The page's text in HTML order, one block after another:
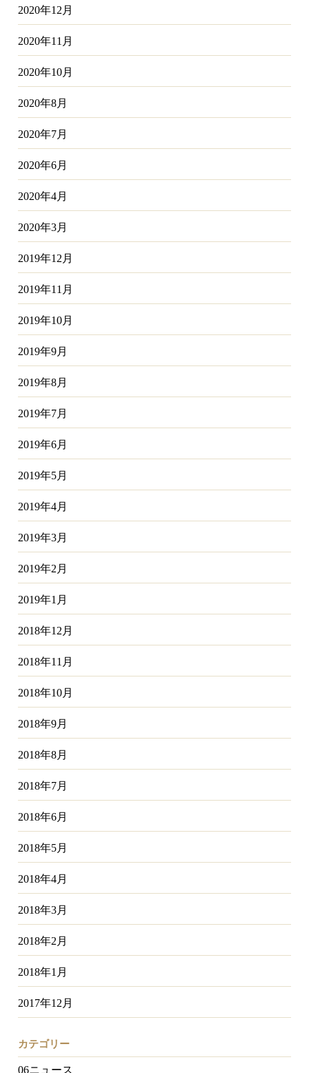
2020年12月
2020年11月
2020年10月
2020年8月
2020年7月
2020年6月
2020年4月
2020年3月
2019年12月
2019年11月
2019年10月
2019年9月
2019年8月
2019年7月
2019年6月
2019年5月
2019年4月
2019年3月
2019年2月
2019年1月
2018年12月
2018年11月
2018年10月
2018年9月
2018年8月
2018年7月
2018年6月
2018年5月
2018年4月
2018年3月
2018年2月
2018年1月
2017年12月
カテゴリー
06ニュース